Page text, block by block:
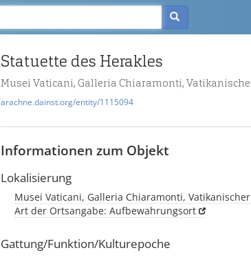
Statuette des Herakles
Musei Vaticani, Galleria Chiaramonti,
arachne.dainst.org/entity/1115094
Informationen zum Objekt
Lokalisierung
Musei Vaticani, Galleria Chiaramonti,
Art der Ortsangabe: Aufbewahrungsort
Gattung/Funktion/Kulturepoche